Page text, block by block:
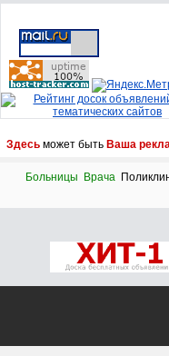
Здесь может быть Ваша
Больницы Врача